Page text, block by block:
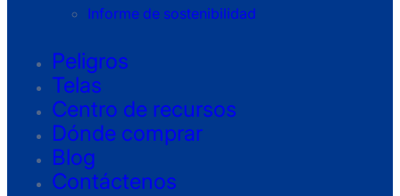
Informe de sostenibilidad
Peligros
Telas
Centro de recursos
Dónde comprar
Blog
Contáctenos